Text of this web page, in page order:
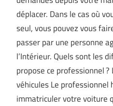
déplacer. Dans le cas où
seul, vous pouvez vous
passer par une personne
l’Intérieur. Quels sont les
propose ce professionnel
véhicules Le
immatriculer votre voiture